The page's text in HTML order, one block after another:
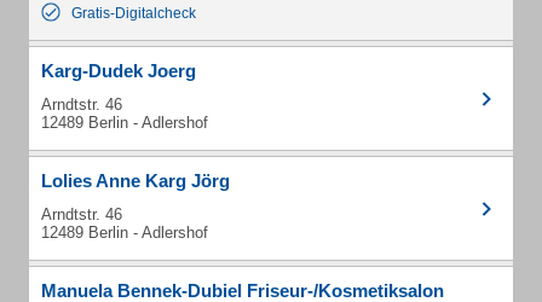
Gratis-Digitalcheck
Karg-Dudek Joerg
Arndtstr. 46
12489 Berlin - Adlershof
Lolies Anne Karg Jörg
Arndtstr. 46
12489 Berlin - Adlershof
Manuela Bennek-Dubiel Friseur-/Kosmetiksalon